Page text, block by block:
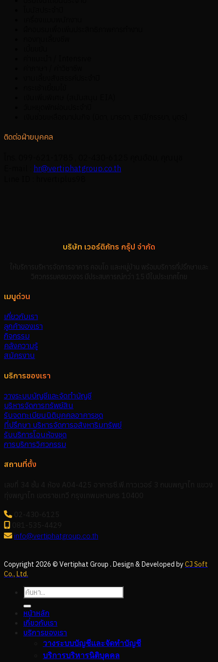
ติดต่อฝ่ายบุคคล
hr@vertiphatgroup.co.th
บริษัท เวอร์ติภัทร กรุ๊ป จำกัด
ให้บริการบริหารจัดการอาคาร คอนโด และหมู่บ้าน พร้อมบริการที่ปรึกษาและ
วิศวกรรมครบวงจร มีประสบการณ์กว่า 15 ปีในประเทศไทย
เมนูด่วน
เกี่ยวกับเรา
ลูกค้าของเรา
กิจกรรม
คลังความรู้
สมัครงาน
บริการของเรา
วางระบบบัญชีและจัดทำบัญชี
บริหารจัดการทรัพย์สิน
รับจดทะเบียนนิติบุคคลอาคารชุด
ที่ปรึกษา บริหารจัดการอสังหาริมทรัพย์
รับบริการโอนห้องชุด
การบริการวิศวกรรม
สถานที่ตั้ง
เลขที่ 34 ชั้น 4 ห้อง A04-425 อาคารซี.พี.ทาวเวอร์ 3 ถนนพญาไท แขวง
ทุ่งพญาไท เขตราชเทวี กรุงเทพมหานคร 10400
02-430-6125
081-535-4429
info@vertiphatgroup.co.th
Copyright 2026 © Vertiphat Group . Design & Developed byCJ Soft
Co., Ltd.
หน้าหลัก
เกี่ยวกับเรา
บริการของเรา
วางระบบบัญชีและจัดทำบัญชี
บริการบริหารนิติบุคคล